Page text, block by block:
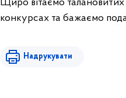
Щиро вітаємо талановитих
конкурсах та бажаємо
Надрукувати